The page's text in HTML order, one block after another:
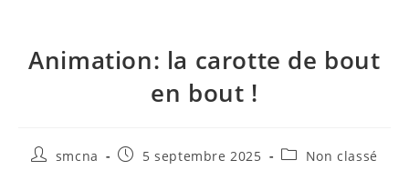
Animation: la carotte de bout
en bout !
smcna 5 septembre 2025 Non classé